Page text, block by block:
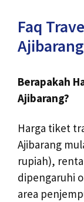
Faq
Ajibarang
Berapakah
Ajibarang?
Harga tiket
Ajibarang
rupiah),
dipengaruhi
area